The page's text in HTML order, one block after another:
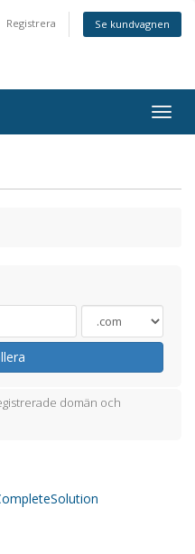
Registrera Se kundvagnen
domän och